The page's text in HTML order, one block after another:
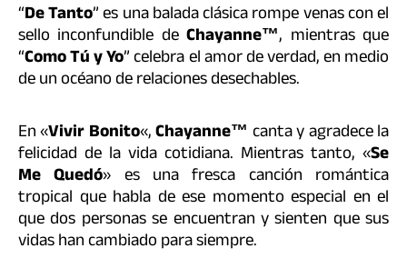
“De Tanto” es una balada clásica rompe venas con el
sello inconfundible deChayanne™, mientras que
“Como Tú y Yo” celebra el amor de verdad, en medio
de un océano de relaciones desechables.
En «Vivir Bonito«,Chayanne™ canta y agradece la
felicidad de la vida cotidiana. Mientras tanto, «Se
Me Quedó» es una fresca canción romántica
tropical que habla de ese momento especial en el
que dos personas se encuentran y sienten que sus
vidas han cambiado para siempre.